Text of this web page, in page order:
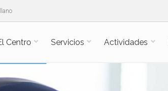
Centro Servicios Actividades